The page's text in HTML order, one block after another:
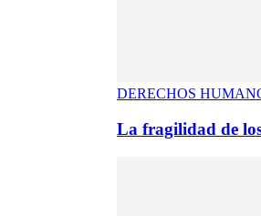
DERECHOS
La fragilidad de